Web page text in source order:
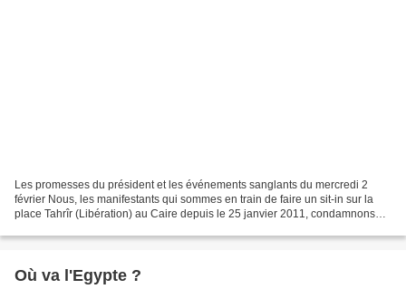
Les promesses du président et les événements sanglants du mercredi 2
février Nous, les manifestants qui sommes en train de faire un sit-in sur la
place Tahrîr (Libération) au Caire depuis le 25 janvier 2011, condamnons
Où va l'Egypte ?